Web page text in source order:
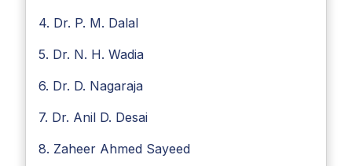
4. Dr. P. M. Dalal
5. Dr. N. H. Wadia
6. Dr. D. Nagaraja
7. Dr. Anil D. Desai
8. Zaheer Ahmed Sayeed